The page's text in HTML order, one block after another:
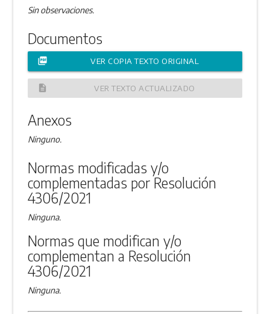
Sin observaciones.
Documentos
picture_as_pdf VER COPIA TEXTO ORIGINAL
description VER TEXTO ACTUALIZADO
Anexos
Ninguno.
Normas modificadas y/o
complementadas por Resolución
4306/2021
Ninguna.
Normas que modifican y/o
complementan a Resolución
4306/2021
Ninguna.